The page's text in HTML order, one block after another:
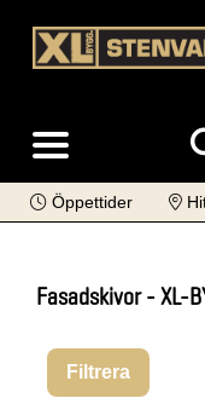
Öppettider
Fasadskivor - XL-
Filtrera